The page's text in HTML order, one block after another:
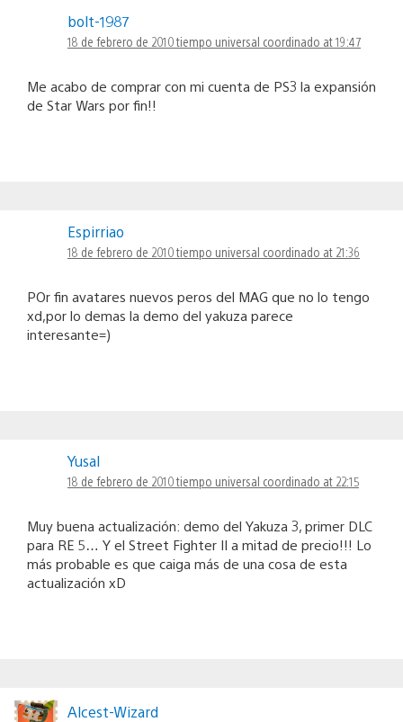
bolt-1987
18 de febrero de 2010 tiempo universal coordinado at 19:47
Me acabo de comprar con mi cuenta de PS3 la expansión
de Star Wars por fin!!
Espirriao
18 de febrero de 2010 tiempo universal coordinado at 21:36
POr fin avatares nuevos peros del MAG que no lo tengo
xd,por lo demas la demo del yakuza parece
interesante=)
Yusal
18 de febrero de 2010 tiempo universal coordinado at 22:15
Muy buena actualización: demo del Yakuza 3, primer DLC
para RE 5… Y el Street Fighter II a mitad de precio!!! Lo
más probable es que caiga más de una cosa de esta
actualización xD
Alcest-Wizard